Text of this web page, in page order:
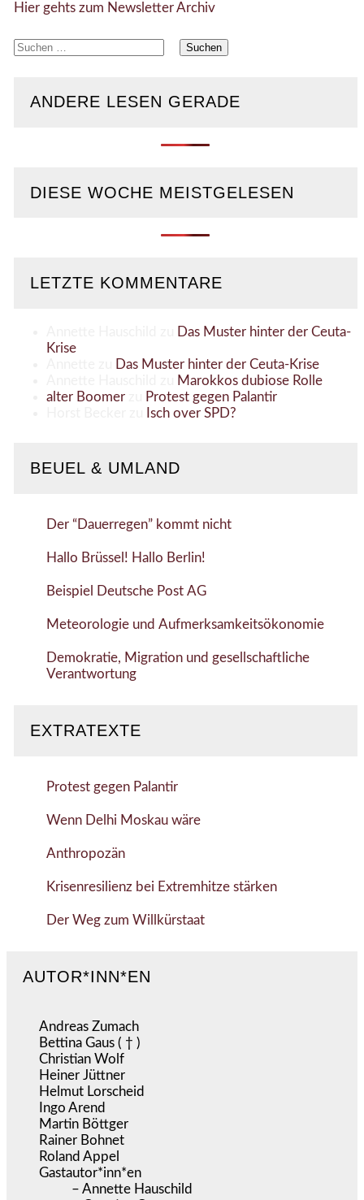
Hier gehts zum Newsletter Archiv
Suchen
ANDERE LESEN GERADE
DIESE WOCHE MEISTGELESEN
LETZTE KOMMENTARE
Das Muster hinter der Ceuta-
Krise
Das Muster hinter der Ceuta-Krise
Marokkos dubiose Rolle
alter Boomerzu
Protest gegen Palantir
Isch over SPD?
BEUEL & UMLAND
Der “Dauerregen” kommt nicht
Hallo Brüssel! Hallo Berlin!
Beispiel Deutsche Post AG
Meteorologie und Aufmerksamkeitsökonomie
Demokratie, Migration und gesellschaftliche
Verantwortung
EXTRATEXTE
Protest gegen Palantir
Wenn Delhi Moskau wäre
Anthropozän
Krisenresilienz bei Extremhitze stärken
Der Weg zum Willkürstaat
AUTOR*INN*EN
Andreas Zumach
Bettina Gaus ( † )
Christian Wolf
Heiner Jüttner
Helmut Lorscheid
Ingo Arend
Martin Böttger
Rainer Bohnet
Roland Appel
Gastautor*inn*en
– Annette Hauschild